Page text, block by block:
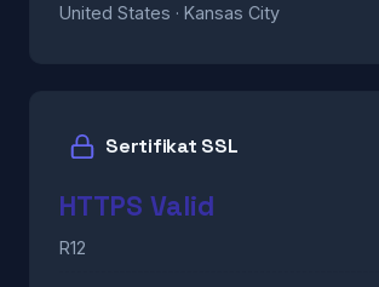
United States · Kansas City
Sertifikat SSL
HTTPS Valid
R12